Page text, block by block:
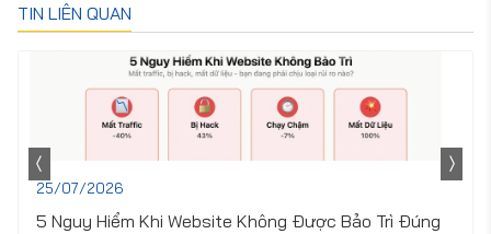
TIN LIÊN QUAN
25/07/2026
5 Nguy Hiểm Khi Website Không Được Bảo Trì Đúng